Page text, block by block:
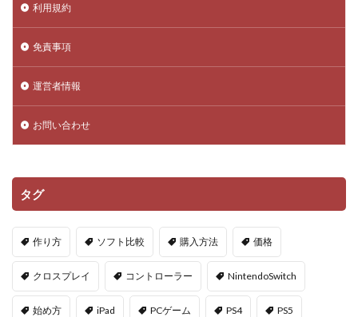
利用規約
免責事項
運営者情報
お問い合わせ
タグ
作り方 ソフト比較 購入方法 価格
クロスプレイ コントローラー NintendoSwitch
始め方 iPad PCゲーム PS4 PS5